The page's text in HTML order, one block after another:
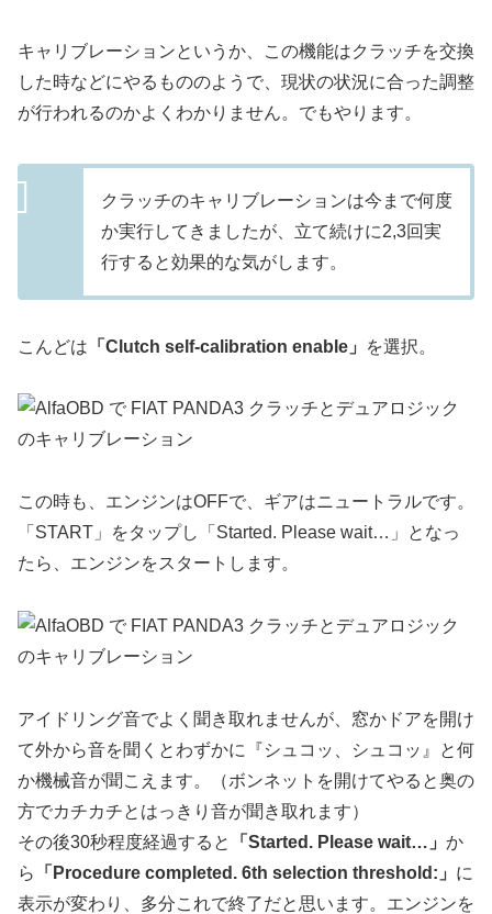
キャリブレーションというか、この機能はクラッチを交換
した時などにやるもののようで、現状の状況に合った調整
が行われるのかよくわかりません。でもやります。
クラッチのキャリブレーションは今まで何度
か実行してきましたが、立て続けに2,3回実
行すると効果的な気がします。
こんどは 「Clutch self-calibration enable」 を選択。
この時も、エンジンはOFFで、ギアはニュートラルです。
「START」をタップし「Started. Please wait…」となっ
たら、エンジンをスタートします。
アイドリング音でよく聞き取れませんが、窓かドアを開け
て外から音を聞くとわずかに『シュコッ、シュコッ』と何
か機械音が聞こえます。（ボンネットを開けてやると奥の
方でカチカチとはっきり音が聞き取れます）
その後30秒程度経過すると
「Started. Please wait…」 か
ら
「Procedure completed. 6th selection threshold:」 に
表示が変わり、多分これで終了だと思います。エンジンを